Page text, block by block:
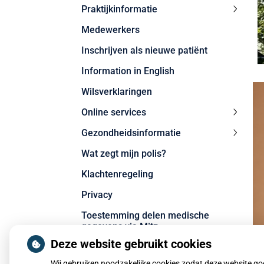
Praktijkinformatie
Medewerkers
Inschrijven als nieuwe patiënt
Information in English
Wilsverklaringen
Online services
services
Gezondheidsinformatie
Wat zegt mijn polis?
Klachtenregeling
Privacy
Toestemming delen medische
gegevens via Mitz
Deze website gebruikt cookies